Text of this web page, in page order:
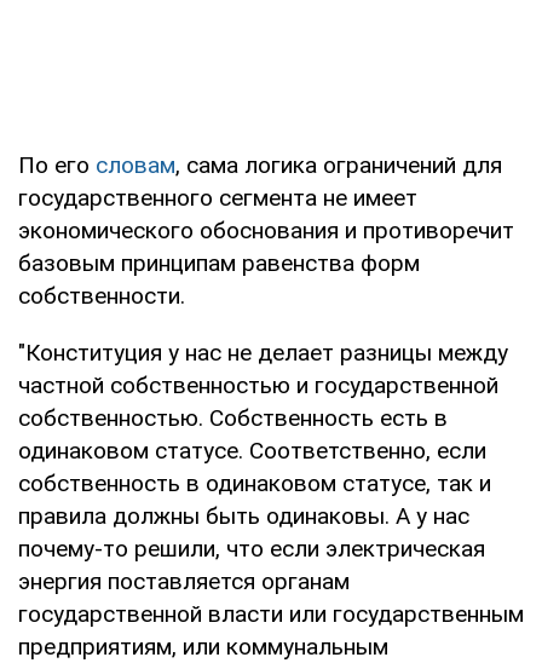
По его словам, сама логика ограничений для
государственного сегмента не имеет
экономического обоснования и противоречит
базовым принципам равенства форм
собственности.
"Конституция у нас не делает разницы между
частной собственностью и государственной
собственностью. Собственность есть в
одинаковом статусе. Соответственно, если
собственность в одинаковом статусе, так и
правила должны быть одинаковы. А у нас
почему-то решили, что если электрическая
энергия поставляется органам
государственной власти или государственным
предприятиям, или коммунальным